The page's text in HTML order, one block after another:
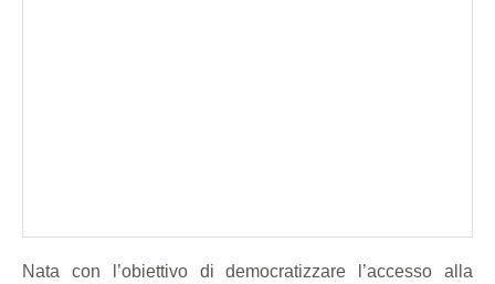
Nata con l’obiettivo di democratizzare l’accesso alla